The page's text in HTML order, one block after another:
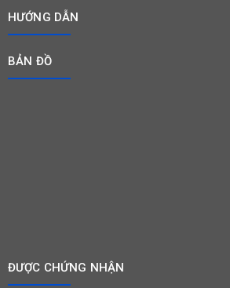
HƯỚNG DẪN
BẢN ĐỒ
ĐƯỢC CHỨNG NHẬN